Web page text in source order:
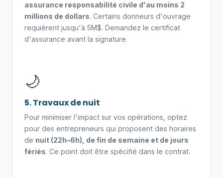
assurance responsabilité civile d'au moins 2
millions de dollars. Certains donneurs d'ouvrage
requièrent jusqu'à 5M$. Demandez le certificat
d'assurance avant la signature.
🌙
5. Travaux de nuit
Pour minimiser l'impact sur vos opérations, optez
pour des entrepreneurs qui proposent des horaires
de nuit (22h–6h), de fin de semaine et de jours
fériés. Ce point doit être spécifié dans le contrat.